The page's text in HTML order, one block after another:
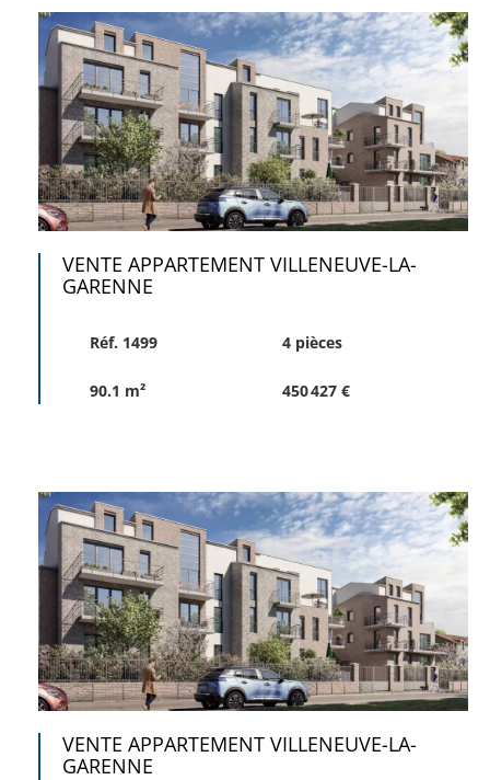
VENTE APPARTEMENT VILLENEUVE-LA-
GARENNE
Réf. 1499 4 pièces
90.1 m² 450 427 €
VENTE APPARTEMENT VILLENEUVE-LA-
GARENNE